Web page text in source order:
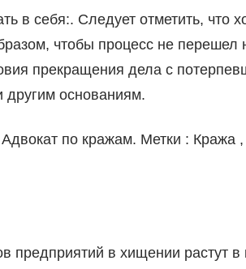
в себя:. Следует отметить, что
чтобы процесс не перешел
прекращения дела с
другим основаниям.
по кражам. Метки : Кража ,
предприятий в хищении растут в